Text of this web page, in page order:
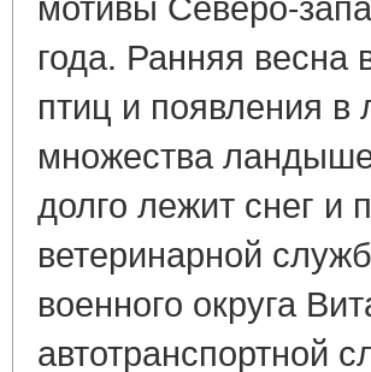
года. Ранняя весна
птиц и появления
множества
долго лежит снег и
ветеринарной
военного округа
автотранспортной